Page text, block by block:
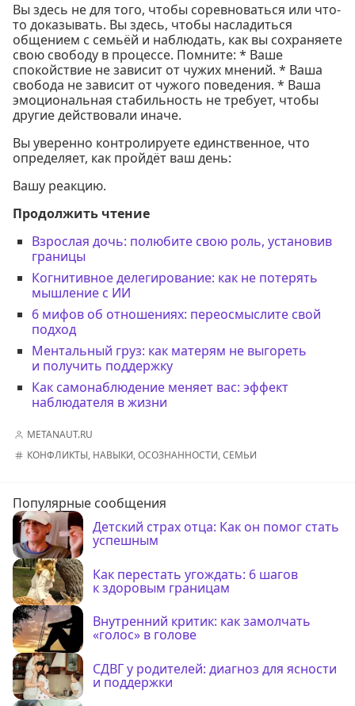
Вы здесь не для того, чтобы соревноваться или что-
то доказывать. Вы здесь, чтобы насладиться
общением с семьёй и наблюдать, как вы сохраняете
свою свободу в процессе. Помните: * Ваше
спокойствие не зависит от чужих мнений. * Ваша
свобода не зависит от чужого поведения. * Ваша
эмоциональная стабильность не требует, чтобы
другие действовали иначе.
Вы уверенно контролируете единственное, что
определяет, как пройдёт ваш день:
Вашу реакцию.
Продолжить чтение
Взрослая дочь: полюбите свою роль, установив
границы
Когнитивное делегирование: как не потерять
мышление с ИИ
6 мифов об отношениях: переосмыслите свой
подход
Ментальный груз: как матерям не выгореть
и получить поддержку
Как самонаблюдение меняет вас: эффект
наблюдателя в жизни
METANAUT.RU
КОНФЛИКТЫ, НАВЫКИ,ОСОЗНАННОСТИ,СЕМЬИ
Популярные сообщения
Детский страх отца: Как он помог стать
успешным
Как перестать угождать: 6 шагов
к здоровым границам
Внутренний критик: как замолчать
«голос» в голове
СДВГ у родителей: диагноз для ясности
и поддержки